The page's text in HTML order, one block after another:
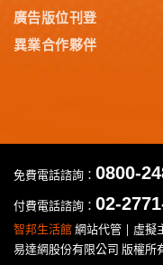
廣告版位刊登
異業合作夥伴
免費電話諮詢： 0800-
付費電話諮詢： 02-
智邦生活館網站代管 | 虛擬
易達網股份有限公司 版權